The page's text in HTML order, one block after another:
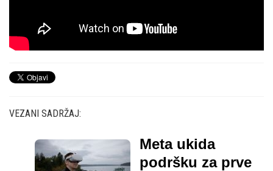
VEZANI SADRŽAJ:
Meta ukida
podršku za prve